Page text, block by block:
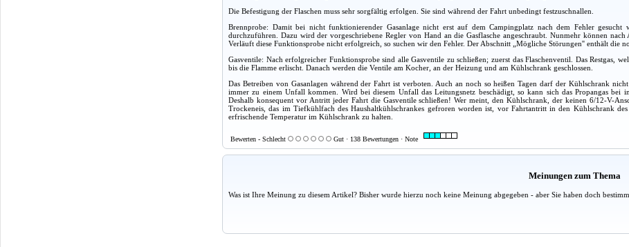
Die Befestigung der Flaschen muss sehr sorgfältig erfolgen. Sie sind während der Fahrt unbedingt festzuschnallen.
Brennprobe: Damit bei nicht funktionierender Gasanlage nicht erst auf dem Campingplatz nach dem Fehler
durchzuführen. Dazu wird der vorgeschriebene Regler von Hand an die Gasflasche angeschraubt. Nunmehr können
Verläuft diese Funktionsprobe nicht erfolgreich, so suchen wir den Fehler. Der Abschnitt „Mögliche Störungen'' enthält die
Gasventile: Nach erfolgreicher Funktionsprobe sind alle Gasventile zu schließen; zuerst das Flaschenventil. Das Restgas,
bis die Flamme erlischt. Danach werden die Ventile am Kocher, an der Heizung und am Kühlschrank geschlossen.
Das Betreiben von Gasanlagen während der Fahrt ist verboten. Auch an noch so heißen Tagen darf der Kühlschrank
immer zu einem Unfall kommen. Wird bei diesem Unfall das Leitungsnetz beschädigt, so kann sich das Propangas
Deshalb konsequent vor Antritt jeder Fahrt die Gasventile schließen! Wer meint, den Kühlschrank, der keinen 6/12-V-
Trockeneis, das im Tiefkühlfach des Haushaltkühlschrankes gefroren worden ist, vor Fahrtantritt in den Kühlschrank
erfrischende Temperatur im Kühlschrank zu halten.
Bewerten - Schlecht Gut · 138 Bewertungen · Note
Meinungen zum Thema
Was ist Ihre Meinung zu diesem Artikel? Bisher wurde hierzu noch keine Meinung abgegeben - aber Sie haben doch